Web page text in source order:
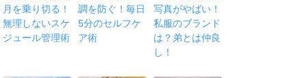
月を乗り切る！
無理しないスケ
ジュール管理術
調を防ぐ！毎日
5分のセルフケ
ア術
写真がやばい！
私服のブランド
は？弟とは仲良
し！